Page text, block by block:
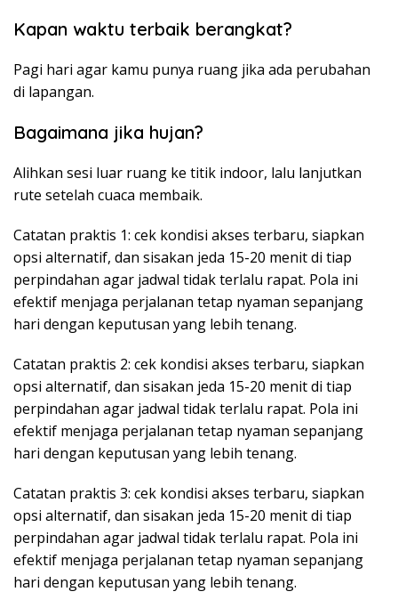
Kapan waktu terbaik berangkat?
Pagi hari agar kamu punya ruang jika ada perubahan
di lapangan.
Bagaimana jika hujan?
Alihkan sesi luar ruang ke titik indoor, lalu lanjutkan
rute setelah cuaca membaik.
Catatan praktis 1: cek kondisi akses terbaru, siapkan
opsi alternatif, dan sisakan jeda 15-20 menit di tiap
perpindahan agar jadwal tidak terlalu rapat. Pola ini
efektif menjaga perjalanan tetap nyaman sepanjang
hari dengan keputusan yang lebih tenang.
Catatan praktis 2: cek kondisi akses terbaru, siapkan
opsi alternatif, dan sisakan jeda 15-20 menit di tiap
perpindahan agar jadwal tidak terlalu rapat. Pola ini
efektif menjaga perjalanan tetap nyaman sepanjang
hari dengan keputusan yang lebih tenang.
Catatan praktis 3: cek kondisi akses terbaru, siapkan
opsi alternatif, dan sisakan jeda 15-20 menit di tiap
perpindahan agar jadwal tidak terlalu rapat. Pola ini
efektif menjaga perjalanan tetap nyaman sepanjang
hari dengan keputusan yang lebih tenang.